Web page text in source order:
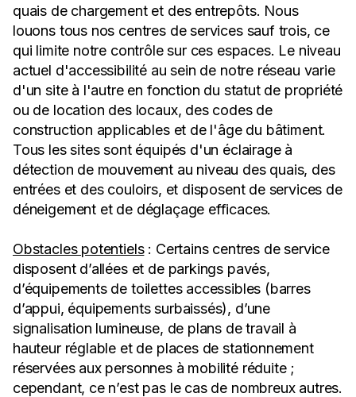
quais de chargement et des entrepôts. Nous
louons tous nos centres de services sauf trois, ce
qui limite notre contrôle sur ces espaces. Le niveau
actuel d'accessibilité au sein de notre réseau varie
d'un site à l'autre en fonction du statut de propriété
ou de location des locaux, des codes de
construction applicables et de l'âge du bâtiment.
Tous les sites sont équipés d'un éclairage à
détection de mouvement au niveau des quais, des
entrées et des couloirs, et disposent de services de
déneigement et de déglaçage efficaces.
Obstacles potentiels: Certains centres de service
disposent d’allées et de parkings pavés,
d’équipements de toilettes accessibles (barres
d’appui, équipements surbaissés), d’une
signalisation lumineuse, de plans de travail à
hauteur réglable et de places de stationnement
réservées aux personnes à mobilité réduite ;
cependant, ce n’est pas le cas de nombreux autres.